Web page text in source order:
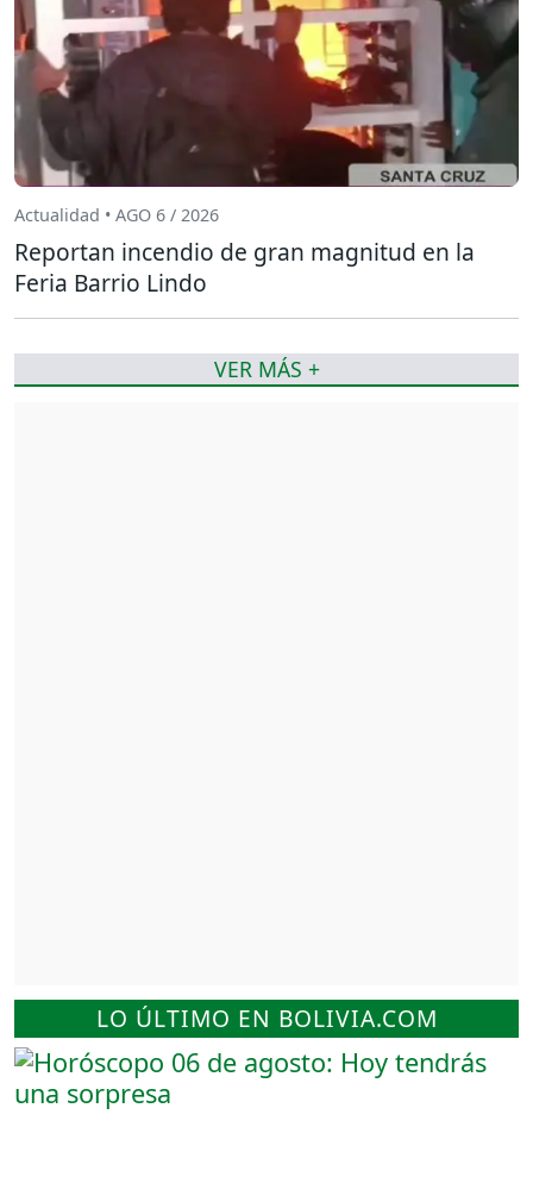
LO ÚLTIMO EN BOLIVIA.COM
Actualidad • AGO 6 / 2026
Reportan incendio de gran magnitud en la
Feria Barrio Lindo
VER MÁS +